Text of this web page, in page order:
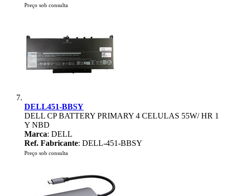
Preço sob consulta
DELL451-BBSY
DELL CP BATTERY PRIMARY 4 CELULAS 55W/ HR 1
Y NBD
Marca: DELL
Ref. Fabricante: DELL-451-BBSY
Preço sob consulta